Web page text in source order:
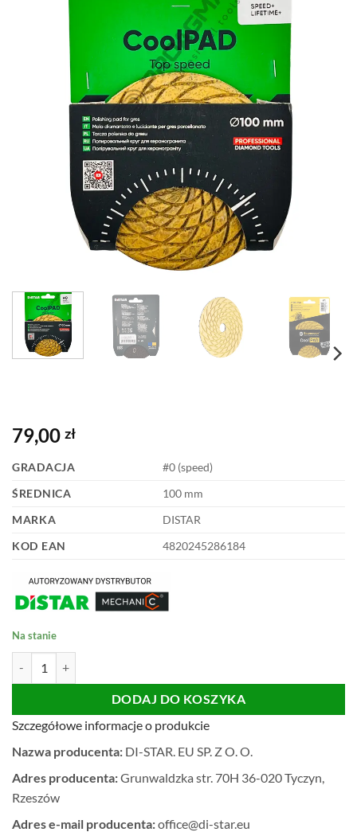
79,00 zł
GRADACJA
#0 (speed)
ŚREDNICA
100 mm
MARKA
DISTAR
KOD EAN
4820245286184
Na stanie
DODAJ DO KOSZYKA
Szczegółowe informacje o produkcie
Nazwa producenta: DI-STAR. EU SP. Z O. O.
Adres producenta:Grunwaldzka str. 70H 36-020 Tyczyn,
Rzeszów
Adres e-mail producenta:office@di-star.eu